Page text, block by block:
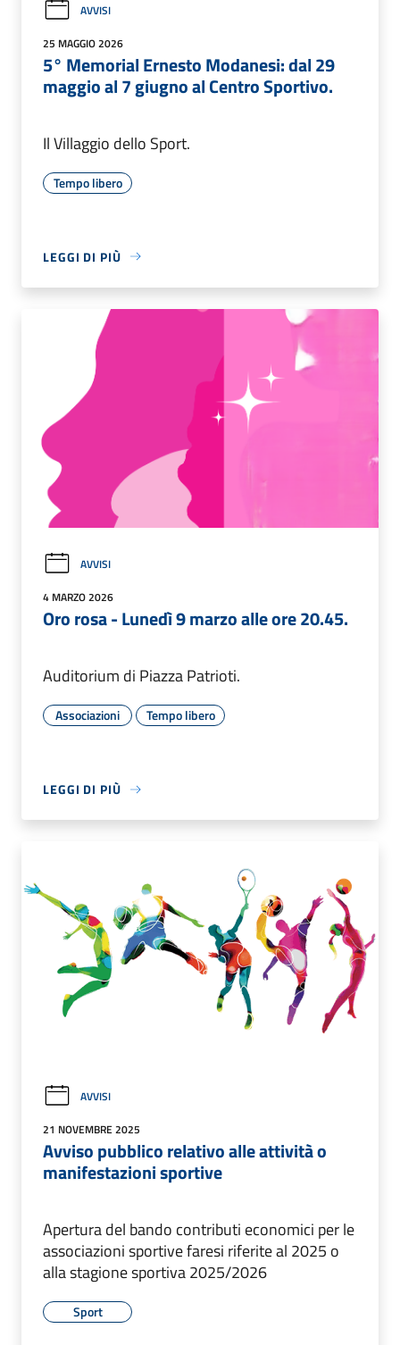
AVVISI
25 MAGGIO 2026
5° Memorial Ernesto Modanesi: dal 29
maggio al 7 giugno al Centro Sportivo.
Il Villaggio dello Sport.
Tempo libero
LEGGI DI PIÙ
AVVISI
4 MARZO 2026
Oro rosa - Lunedì 9 marzo alle ore 20.45.
Auditorium di Piazza Patrioti.
Associazioni Tempo libero
LEGGI DI PIÙ
AVVISI
21 NOVEMBRE 2025
Avviso pubblico relativo alle attività o
manifestazioni sportive
Apertura del bando contributi economici per le
associazioni sportive faresi riferite al 2025 o
alla stagione sportiva 2025/2026
Sport